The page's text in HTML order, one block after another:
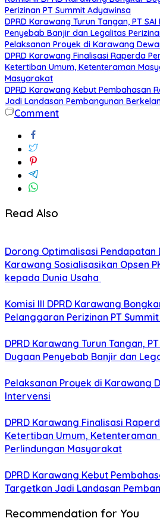
Perizinan PT Summit Adyawinsa
DPRD Karawang Turun Tangan, PT
Penyebab Banjir dan Legalitas
Pelaksanan Proyek di Karawang
DPRD Karawang Finalisasi Raperda
Ketertiban Umum, Ketenteraman
Masyarakat
DPRD Karawang Kebut Pembahasan
Jadi Landasan Pembangunan
Comment
Read Also
Dorong Optimalisasi Pendapatan
Karawang Sosialisasikan Opsen
kepada Dunia Usaha
Komisi III DPRD Karawang
Pelanggaran Perizinan PT
DPRD Karawang Turun Tangan,
Dugaan Penyebab Banjir dan
Pelaksanan Proyek di Karawang
Intervensi
DPRD Karawang Finalisasi
Ketertiban Umum,
Perlindungan Masyarakat
DPRD Karawang Kebut
Targetkan Jadi Landasan
Recommendation for You